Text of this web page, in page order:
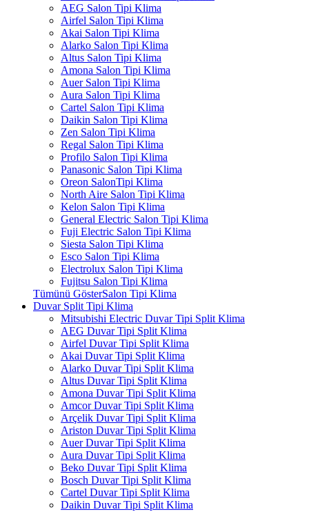
AEG Salon Tipi Klima
Airfel Salon Tipi Klima
Akai Salon Tipi Klima
Alarko Salon Tipi Klima
Altus Salon Tipi Klima
Amona Salon Tipi Klima
Auer Salon Tipi Klima
Aura Salon Tipi Klima
Cartel Salon Tipi Klima
Daikin Salon Tipi Klima
Zen Salon Tipi Klima
Regal Salon Tipi Klima
Profilo Salon Tipi Klima
Panasonic Salon Tipi Klima
Oreon SalonTipi Klima
North Aire Salon Tipi Klima
Kelon Salon Tipi Klima
General Electric Salon Tipi Klima
Fuji Electric Salon Tipi Klima
Siesta Salon Tipi Klima
Esco Salon Tipi Klima
Electrolux Salon Tipi Klima
Fujitsu Salon Tipi Klima
Tümünü GösterSalon Tipi Klima
Duvar Split Tipi Klima
Mitsubishi Electric Duvar Tipi Split Klima
AEG Duvar Tipi Split Klima
Airfel Duvar Tipi Split Klima
Akai Duvar Tipi Split Klima
Alarko Duvar Tipi Split Klima
Altus Duvar Tipi Split Klima
Amona Duvar Tipi Split Klima
Amcor Duvar Tipi Split Klima
Arçelik Duvar Tipi Split Klima
Ariston Duvar Tipi Split Klima
Auer Duvar Tipi Split Klima
Aura Duvar Tipi Split Klima
Beko Duvar Tipi Split Klima
Bosch Duvar Tipi Split Klima
Cartel Duvar Tipi Split Klima
Daikin Duvar Tipi Split Klima